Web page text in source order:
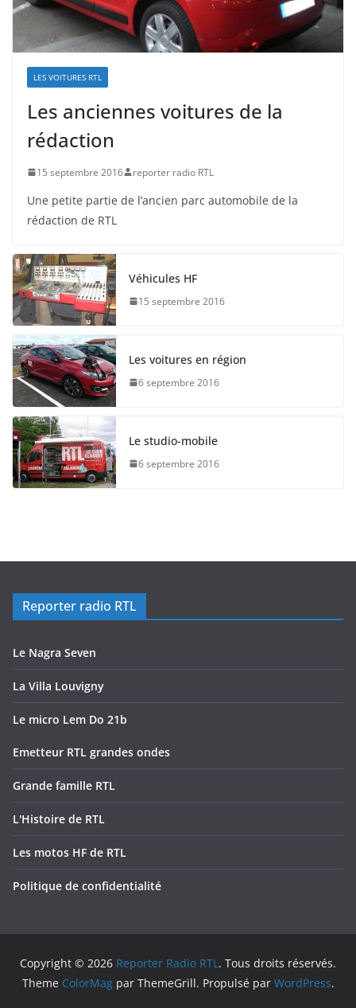
LES VOITURES RTL
Les anciennes voitures de la
rédaction
15 septembre 2016 reporter radio RTL
Une petite partie de l’ancien parc automobile de la
rédaction de RTL
Véhicules HF
15 septembre 2016
Les voitures en région
6 septembre 2016
Le studio-mobile
6 septembre 2016
Reporter radio RTL
Le Nagra Seven
La Villa Louvigny
Le micro Lem Do 21b
Emetteur RTL grandes ondes
Grande famille RTL
L'Histoire de RTL
Les motos HF de RTL
Politique de confidentialité
Copyright © 2026 Reporter Radio RTL. Tous droits réservés.
Theme ColorMagpar ThemeGrill. Propulsé par WordPress.